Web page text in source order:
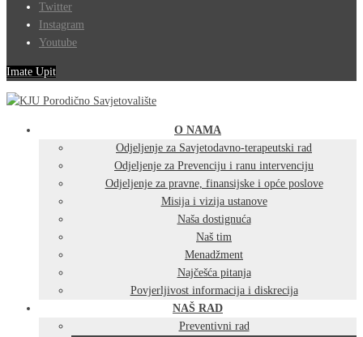
Twitter
Instagram
Youtube
Imate Upit
O NAMA
Odjeljenje za Savjetodavno-terapeutski rad
Odjeljenje za Prevenciju i ranu intervenciju
Odjeljenje za pravne, finansijske i opće poslove
Misija i vizija ustanove
Naša dostignuća
Naš tim
Menadžment
Najčešća pitanja
Povjerljivost informacija i diskrecija
NAŠ RAD
Preventivni rad